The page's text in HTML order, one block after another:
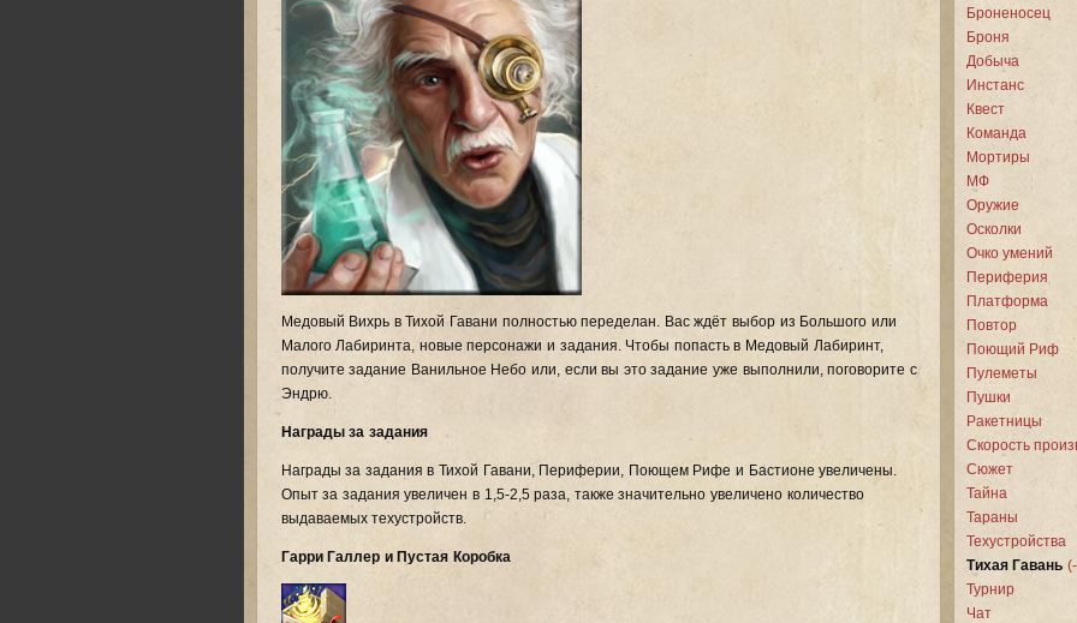
Медовый Вихрь в Тихой Гавани полностью переделан. Вас ждёт выбор из Большого или
Малого Лабиринта, новые персонажи и задания. Чтобы попасть в Медовый Лабиринт,
получите задание Ванильное Небо или, если вы это задание уже выполнили, поговорите с
Эндрю.
Награды за задания
Награды за задания в Тихой Гавани, Периферии, Поющем Рифе и Бастионе увеличены.
Опыт за задания увеличен в 1,5-2,5 раза, также значительно увеличено количество
выдаваемых техустройств.
Гарри Галлер и Пустая Коробка
Броненосец
Броня
Добыча
Инстанс
Квест
Команда
Мортиры
МФ
Оружие
Осколки
Очко умений
Периферия
Платформа
Повтор
Поющий Риф
Пулеметы
Пушки
Ракетницы
Скорость
Сюжет
Тайна
Тараны
Техустройства
Тихая Гавань
Турнир
Чат